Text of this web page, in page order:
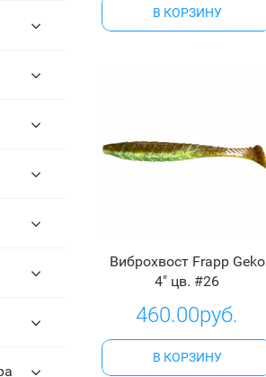
В КОРЗИНУ
Виброхвост Frapp Geko
4" цв. #26
460.00руб.
В КОРЗИНУ